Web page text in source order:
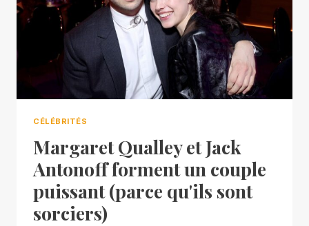
CÉLÉBRITÉS
Margaret Qualley et Jack
Antonoff forment un couple
puissant (parce qu'ils sont
sorciers)